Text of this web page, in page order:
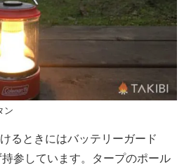
ン
るときにはバッテリーガード
参しています。タープのポール